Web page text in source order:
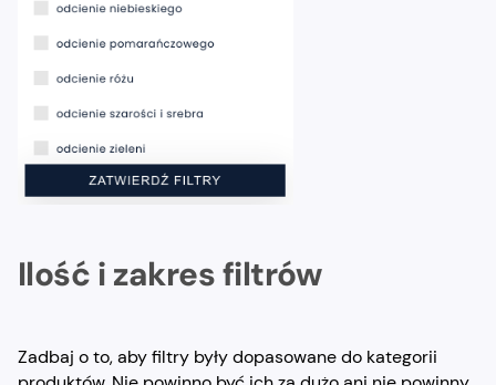
Ilość i zakres filtrów
Zadbaj o to, aby filtry były dopasowane do kategorii